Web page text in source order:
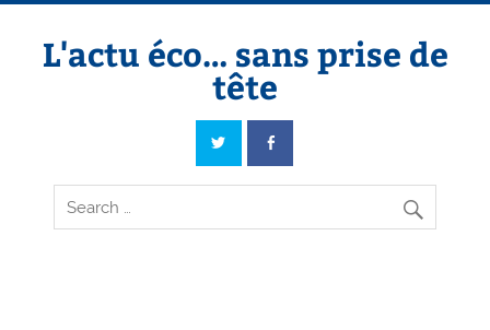
Skip
contentL'actu éco… sans prise de
tête
L'actu éco… sans prise de tête